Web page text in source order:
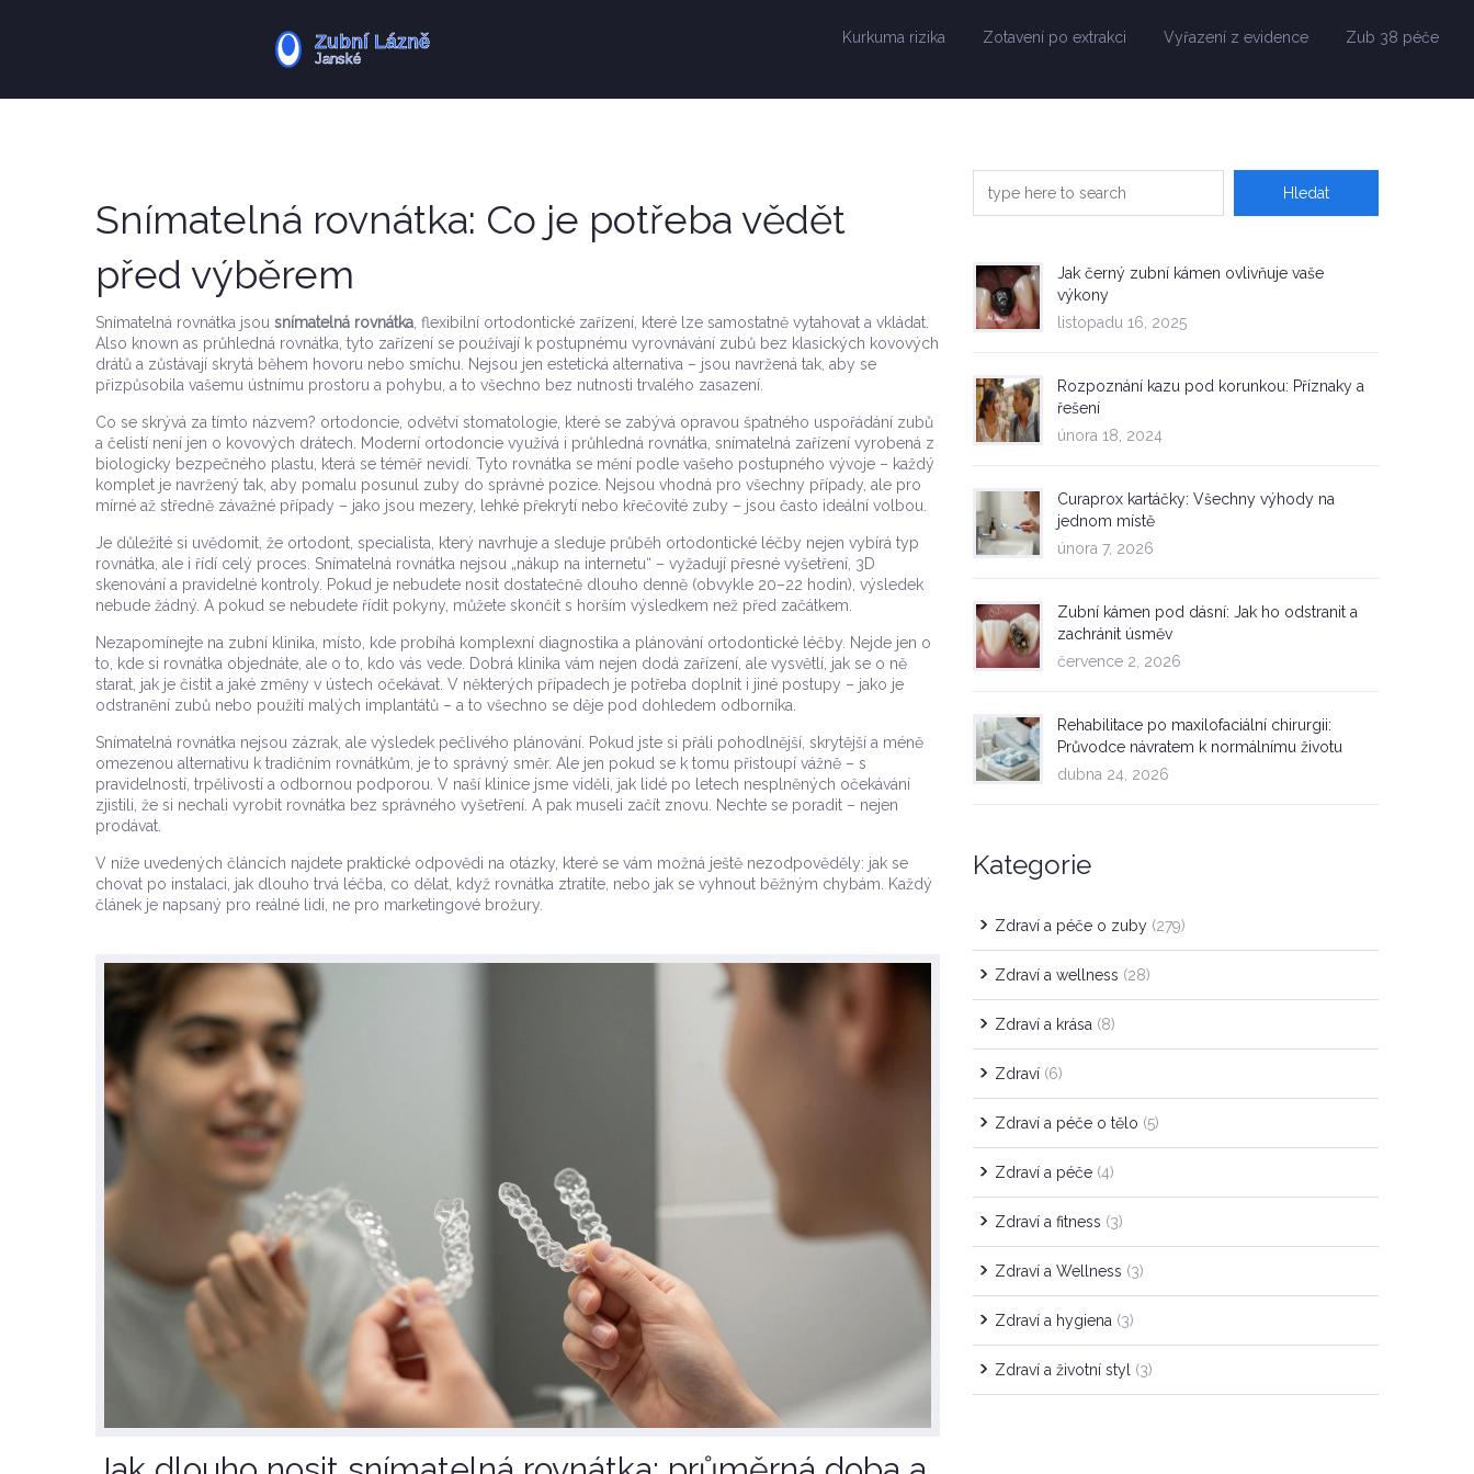
Kurkuma rizika Zotavení po extrakci Vyřazení z evidence Zub 38 péče
Snímatelná rovnátka: Co je potřeba vědět
před výběrem
Snímatelná rovnátka jsou snímatelná rovnátka flexibilní ortodontické zařízení, které lze samostatně vytahovat a vkládat
Also known as průhledná rovnátka , tyto zařízení se používají k postupnému vyrovnávání zubů bez klasických kovových
drátů a zůstávají skrytá během hovoru nebo smíchu.
Nejsou jen estetická alternativa – jsou navržená tak, aby se
přizpůsobila vašemu ústnímu prostoru a pohybu, a to všechno bez nutnosti trvalého zasazení.
Co se skrývá za tímto názvem? ortodoncie odvětví stomatologie, které se zabývá opravou špatného uspořádání zubů
a čelistí není jen o kovových drátech. Moderní ortodoncie využívá i průhledná rovnátka snímatelná zařízení vyrobená z
biologicky bezpečného plastu, která se téměř nevidí . Tyto rovnátka se mění podle vašeho postupného vývoje – každý
komplet je navržený tak, aby pomalu posunul zuby do správné pozice. Nejsou vhodná pro všechny případy, ale pro
mírné až středně závažné případy – jako jsou mezery, lehké překrytí nebo křečovité zuby – jsou často ideální volbou.
Je důležité si uvědomit, že ortodont specialista, který navrhuje a sleduje průběh ortodontické léčby nejen vybírá typ
rovnátka, ale i řídí celý proces. Snímatelná rovnátka nejsou „nákup na internetu“ – vyžadují přesné vyšetření, 3D
skenování a pravidelné kontroly. Pokud je nebudete nosit dostatečně dlouho denně (obvykle 20–22 hodin), výsledek
nebude žádný. A pokud se nebudete řídit pokyny, můžete skončit s horším výsledkem než před začátkem.
Nezapomínejte na zubní klinika místo, kde probíhá komplexní diagnostika a plánování ortodontické léčby . Nejde jen o
to, kde si rovnátka objednáte, ale o to, kdo vás vede. Dobrá klinika vám nejen dodá zařízení, ale vysvětlí, jak se o ně
starat, jak je čistit a jaké změny v ústech očekávat. V některých případech je potřeba doplnit i jiné postupy – jako je
odstranění zubů nebo použití malých implantátů – a to všechno se děje pod dohledem odborníka.
Snímatelná rovnátka nejsou zázrak, ale výsledek pečlivého plánování. Pokud jste si přáli pohodlnější, skrytější a méně
omezenou alternativu k tradičním rovnátkům, je to správný směr. Ale jen pokud se k tomu přistoupí vážně – s
pravidelností, trpělivostí a odbornou podporou. V naší klinice jsme viděli, jak lidé po letech nesplněných očekávání
zjistili, že si nechali vyrobit rovnátka bez správného vyšetření. A pak museli začít znovu. Nechte se poradit – nejen
prodávat.
V níže uvedených článcích najdete praktické odpovědi na otázky, které se vám možná ještě nezodpověděly: jak se
chovat po instalaci, jak dlouho trvá léčba, co dělat, když rovnátka ztratíte, nebo jak se vyhnout běžným chybám. Každý
článek je napsaný pro reálné lidi, ne pro marketingové brožury.
Jak černý zubní kámen ovlivňuje vaše
výkony
listopadu 16, 2025
Rozpoznání kazu pod korunkou: Příznaky a
řešení
února 18, 2024
Curaprox kartáčky: Všechny výhody na
jednom místě
února 7, 2026
Zubní kámen pod dásní: Jak ho odstranit a
zachránit úsměv
července 2, 2026
Rehabilitace po maxilofaciální chirurgii:
Průvodce návratem k normálnímu životu
dubna 24, 2026
Kategorie
Zdraví a péče o zuby (279)
Zdraví a wellness (28)
Zdraví a krása (8)
Zdraví (6)
Zdraví a péče o tělo (5)
Zdraví a péče (4)
Zdraví a fitness (3)
Zdraví a Wellness (3)
Zdraví a hygiena (3)
Zdraví a životní styl (3)